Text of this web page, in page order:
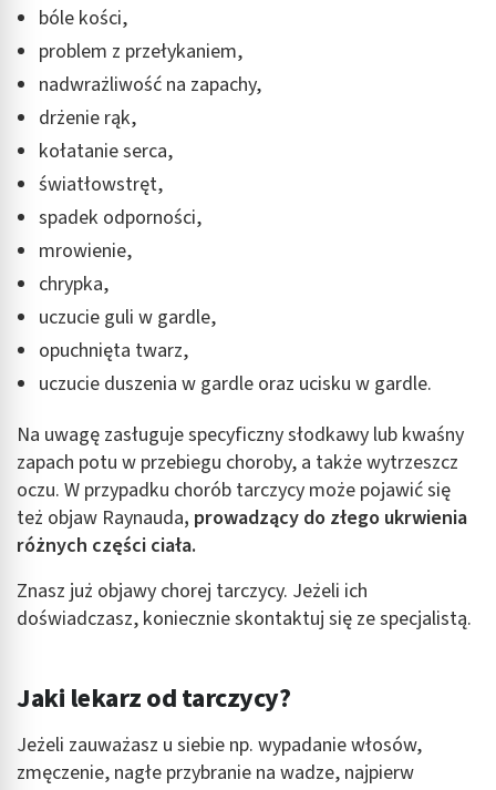
bóle kości,
problem z przełykaniem,
nadwrażliwość na zapachy,
drżenie rąk,
kołatanie serca,
światłowstręt,
spadek odporności,
mrowienie,
chrypka,
uczucie guli w gardle,
opuchnięta twarz,
uczucie duszenia w gardle oraz ucisku w gardle.
Na uwagę zasługuje specyficzny słodkawy lub kwaśny
zapach potu w przebiegu choroby, a także wytrzeszcz
oczu. W przypadku chorób tarczycy może pojawić się
też objaw Raynauda, prowadzący do złego ukrwienia
różnych części ciała.
Znasz już objawy chorej tarczycy. Jeżeli ich
doświadczasz, koniecznie skontaktuj się ze specjalistą.
Jaki lekarz od tarczycy?
Jeżeli zauważasz u siebie np. wypadanie włosów,
zmęczenie, nagłe przybranie na wadze, najpierw